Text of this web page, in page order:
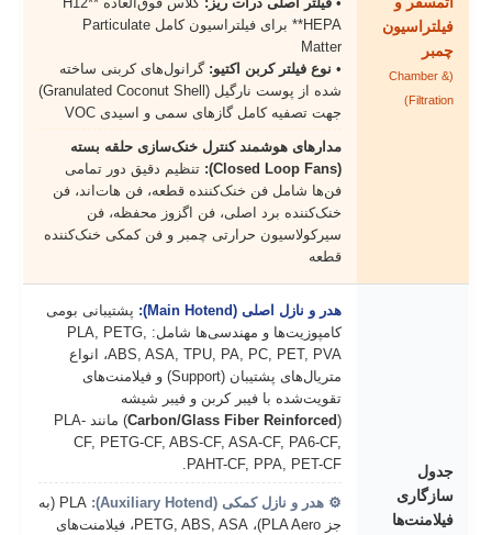
فیلتراسیون
چمبر
(Chamber &
Filtration)
HEPA** برای فیلتراسیون کامل Particulate
Matter
• نوع فیلتر کربن اکتیو: گرانول‌های کربنی ساخته
شده از پوست نارگیل (Granulated Coconut Shell)
جهت تصفیه کامل گازهای سمی و اسیدی VOC
مدارهای هوشمند کنترل خنک‌سازی حلقه بسته
(Closed Loop Fans):
تنظیم دقیق دور تمامی
فن‌ها شامل فن خنک‌کننده قطعه، فن هات‌اند، فن
خنک‌کننده برد اصلی، فن اگزوز محفظه، فن
سیرکولاسیون حرارتی چمبر و فن کمکی خنک‌کننده
قطعه
جدول
سازگاری
فیلامنت‌ها
هدر و نازل اصلی (Main Hotend):
پشتیبانی بومی
کامپوزیت‌ها و مهندسی‌ها شامل: PLA, PETG,
ABS, ASA, TPU, PA, PC, PET, PVA، انواع
متریال‌های پشتیبان (Support) و فیلامنت‌های
تقویت‌شده با فیبر کربن و فیبر شیشه
(
Carbon/Glass Fiber Reinforced
) مانند PLA-
CF, PETG-CF, ABS-CF, ASA-CF, PA6-CF,
PAHT-CF, PPA, PET-CF.
⚙️ هدر و نازل کمکی (Auxiliary Hotend):
PLA (به
جز PLA Aero)، PETG, ABS, ASA، فیلامنت‌های